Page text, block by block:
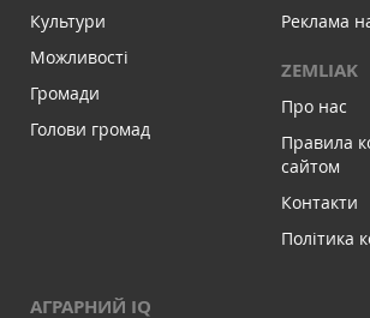
Культури
Можливості
Громади
Голови громад
Реклама
ZEMLIAK
Про нас
Правила
сайтом
Контакти
Політика
АГРАРНИЙ IQ